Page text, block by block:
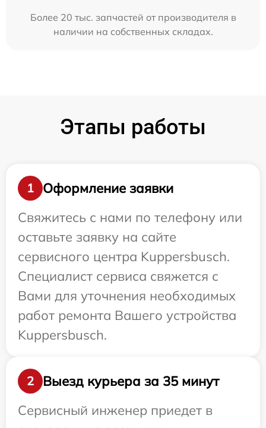
Более 20 тыс. запчастей от производителя в
наличии на собственных складах.
Этапы работы
1
Оформление заявки
Свяжитесь с нами по телефону или
оставьте заявку на сайте
сервисного центра Kuppersbusch.
Специалист сервиса свяжется с
Вами для уточнения необходимых
работ ремонта Вашего устройства
Kuppersbusch.
2
Выезд курьера за 35 минут
Сервисный инженер приедет в